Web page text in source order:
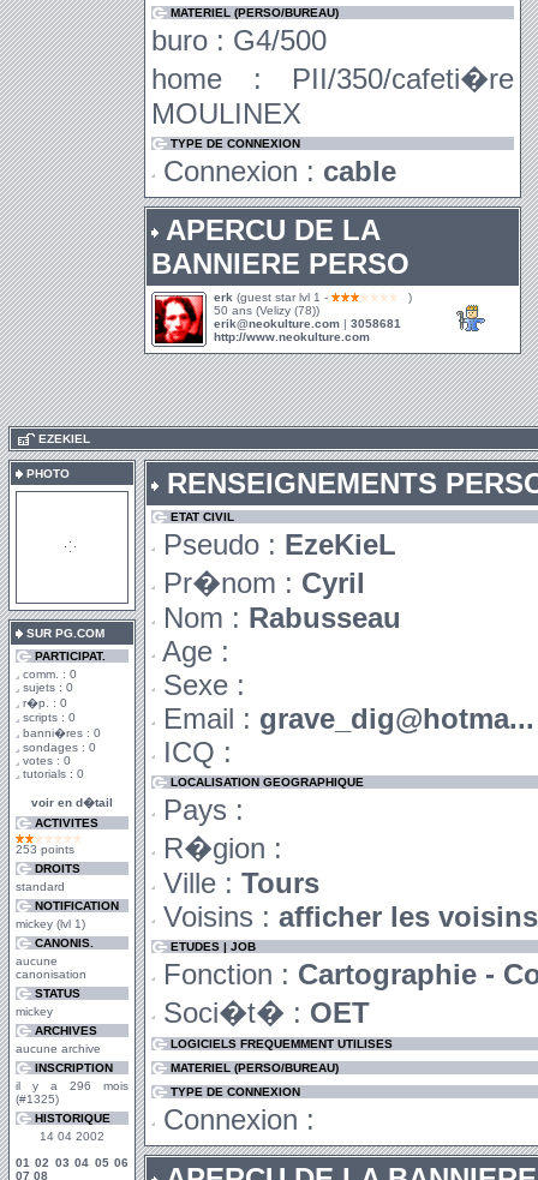
MATERIEL (PERSO/BUREAU)
buro : G4/500
home : PII/350/cafeti�re
MOULINEX
TYPE DE CONNEXION
Connexion : cable
APERCU DE LA
BANNIERE PERSO
erk (guest star lvl 1 -
)
50 ans (Velizy (78))
erik@neokulture.com | 3058681
http://www.neokulture.com
EZEKIEL
PHOTO
SUR PG.COM
PARTICIPAT.
comm. : 0
sujets : 0
r�p. : 0
scripts : 0
banni�res : 0
sondages : 0
votes : 0
tutorials : 0
voir en d�tail
ACTIVITES
253 points
DROITS
standard
NOTIFICATION
mickey (lvl 1)
CANONIS.
aucune
canonisation
STATUS
mickey
ARCHIVES
aucune archive
INSCRIPTION
il y a 296 mois
(#1325)
HISTORIQUE
14 04 2002
01 02 03 04 05 06
07 08
RENSEIGNEMENTS
ETAT CIVIL
Pseudo : EzeKieL
Pr�nom : Cyril
Nom : Rabusseau
Age :
Sexe :
Email : grave_dig@hotma...
ICQ :
LOCALISATION GEOGRAPHIQUE
Pays :
R�gion :
Ville : Tours
Voisins : afficher les
ETUDES | JOB
Fonction : Cartographie -
Soci�t� : OET
LOGICIELS FREQUEMMENT UTILISES
MATERIEL (PERSO/BUREAU)
TYPE DE CONNEXION
Connexion :